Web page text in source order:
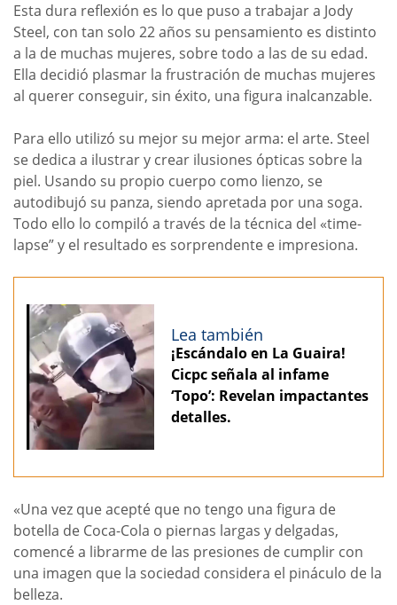
Esta dura reflexión es lo que puso a trabajar a Jody
Steel, con tan solo 22 años su pensamiento es distinto
a la de muchas mujeres, sobre todo a las de su edad.
Ella decidió plasmar la frustración de muchas mujeres
al querer conseguir, sin éxito, una figura inalcanzable.
Para ello utilizó su mejor su mejor arma: el arte. Steel
se dedica a ilustrar y crear ilusiones ópticas sobre la
piel. Usando su propio cuerpo como lienzo, se
autodibujó su panza, siendo apretada por una soga.
Todo ello lo compiló a través de la técnica del «time-
lapse” y el resultado es sorprendente e impresiona.
Lea también
¡Escándalo en La Guaira!
Cicpc señala al infame
‘Topo’: Revelan impactantes
detalles.
«Una vez que acepté que no tengo una figura de
botella de Coca-Cola o piernas largas y delgadas,
comencé a librarme de las presiones de cumplir con
una imagen que la sociedad considera el pináculo de la
belleza.